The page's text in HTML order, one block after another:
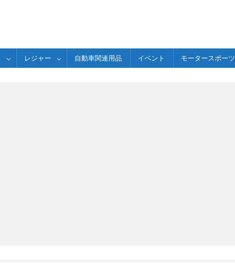
レジャー 自動車関連用品 イベント モータースポーツ